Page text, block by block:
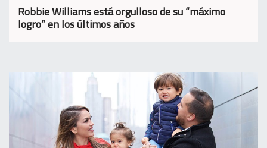
Robbie Williams está orgulloso de su “máximo
logro” en los últimos años